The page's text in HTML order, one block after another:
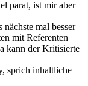
parat, ist mir aber
mal besser
mit Referenten
kann der Kritisierte
sprich inhaltliche